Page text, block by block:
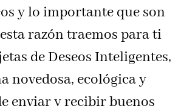
y lo importante que son
razón traemos para ti
de Deseos Inteligentes,
novedosa, ecológica y
enviar y recibir buenos